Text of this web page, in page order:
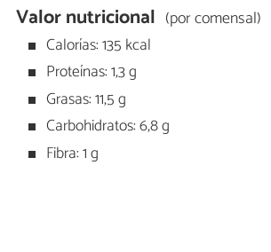
Valor nutricional (por comensal)
Calorías: 135 kcal
Proteínas: 1,3 g
Grasas: 11,5 g
Carbohidratos: 6,8 g
Fibra: 1 g